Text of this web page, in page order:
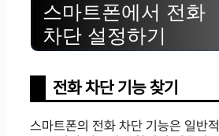
스마트폰에서 전화
차단 설정하기
전화 차단 기능 찾기
스마트폰의 전화 차단 기능은 일반적